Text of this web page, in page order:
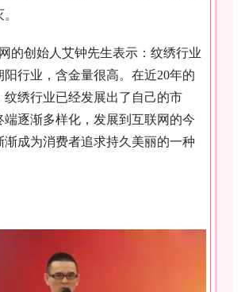
创始人艾钟先生表示：纹绣行业
阳行业，含金量很高。在近20年的
纹绣行业已经发展出了自己的市
端逐渐多样化，发展到互联网的今
渐成为消费者追求持久美丽的一种